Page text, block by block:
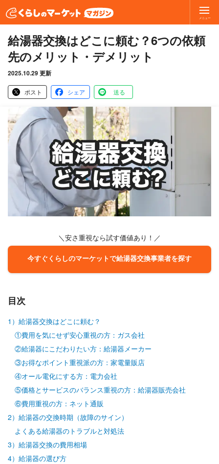
メニュー
給湯器交換はどこに頼む？6つの依頼
先のメリット・デメリット
2025.10.29 更新
ポスト シェア 送る
＼安さ重視なら試す価値あり！／
今すぐくらしのマーケットで給湯器交換事業者を探す
目次
1）給湯器交換はどこに頼む？
①費用を気にせず安心重視の方：ガス会社
②給湯器にこだわりたい方：給湯器メーカー
③お得なポイント重視派の方：家電量販店
④オール電化にする方：電力会社
⑤価格とサービスのバランス重視の方：給湯器販売会社
⑥費用重視の方：ネット通販
2）給湯器の交換時期（故障のサイン）
よくある給湯器のトラブルと対処法
3）給湯器交換の費用相場
4）給湯器の選び方